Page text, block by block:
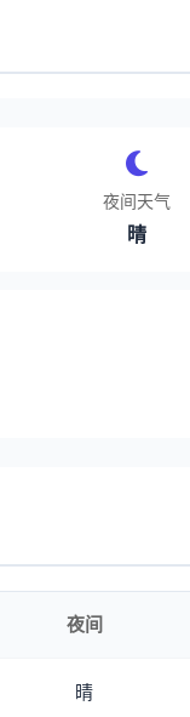
夜间天气
晴
夜间
晴